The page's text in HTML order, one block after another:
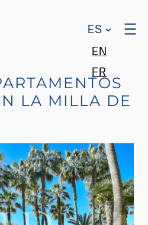
ES
EN
FR
LA MILLA DE